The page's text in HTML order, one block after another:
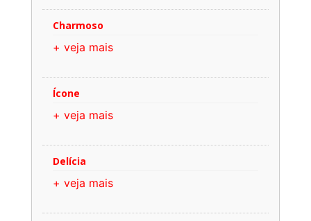
Charmoso
+ veja mais
Ícone
+ veja mais
Delícia
+ veja mais